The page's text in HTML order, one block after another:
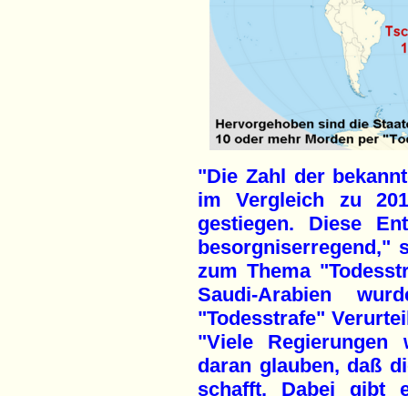
"Die Zahl der
im Vergleich zu
gestiegen. Diese
besorgniserregend,"
zum Thema
Saudi-Arabien
"Todesstrafe"
"Viele
daran glauben, daß
schafft. Dabei gibt